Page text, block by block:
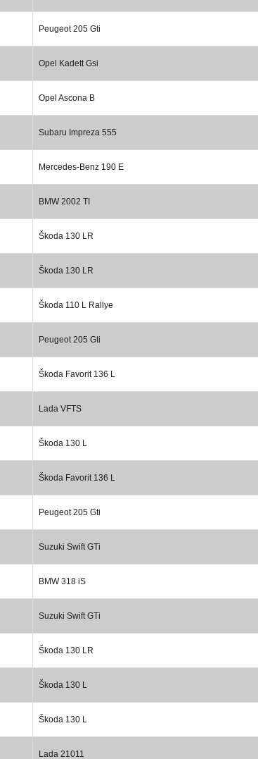
Peugeot 205 Gti
Opel Kadett Gsi
Opel Ascona B
Subaru Impreza 555
Mercedes-Benz 190 E
BMW 2002 TI
Škoda 130 LR
Škoda 130 LR
Škoda 110 L Rallye
Peugeot 205 Gti
Škoda Favorit 136 L
Lada VFTS
Škoda 130 L
Škoda Favorit 136 L
Peugeot 205 Gti
Suzuki Swift GTi
BMW 318 iS
Suzuki Swift GTi
Škoda 130 LR
Škoda 130 L
Škoda 130 L
Lada 21011